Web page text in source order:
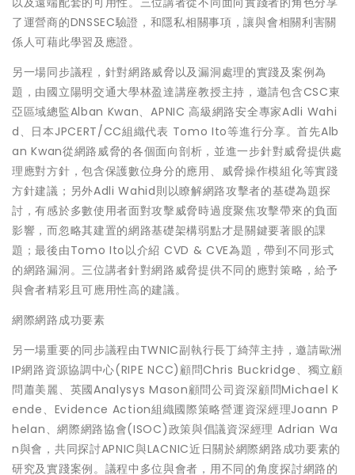
了運營商的DNSSEC驗證，和隱私相關事項，讓與會相關利害關
係人可藉此學習及應證。
另一場同步議程，針對網路威脅以及漏洞處理的實踐及案例為
題，由國立陽明交通大學林盈達講座教授主持，邀請包含CSC東
亞區域總監Alban Kwan、APNIC 高級網路安全專家Adli Wahi
d、日本JPCERT/CC組織代表 Tomo Ito等進行分享。首先Alb
an Kwan從網路威脅的各個面向剖析，並進一步針對威脅提供處
理應對方針，包含保護數位身分的應用、威脅操作模組化等實踐
方針建議；另外Adli Wahid則以瞭解網路攻擊者的基礎為題探
討，有感於多數使用者面對攻擊威脅時過度聚焦攻擊帶來的負面
影響，而忽略其建置的網路基礎架構弱點才是關鍵要著眼的課
題；最後由Tomo Ito以介紹 CVD & CVE為題，帶到不同形式
的網路漏洞。三位講者針對網路威脅提供不同的應對策略，給予
與會者精彩且可應用性高的建議。
網際網路成功要素
另一場重要的同步議程由TWNIC副執行長丁綺萍主持，邀請歐洲
IP網路資源協調中心(RIPE NCC)顧問Chris Buckridge、獨立顧
問蕭美麗、英國Analysys Mason顧問公司資深顧問Michael K
ende、Evidence Action組織國際策略營運資深經理Joann P
helan、網際網路協會(ISOC)政策與倡議資深經理 Adrian Wa
n與會，共同探討APNIC與LACNIC近日關於網際網路成功要素的
研究及實踐案例。議程中多位與會者，用不同的角度探討網路的